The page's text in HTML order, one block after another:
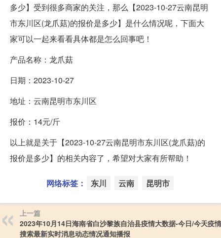
多少】受到很多商家的关注，那么【2023-10-27云南昆明
市东川区(龙爪菇)的报价是多少】是什么情况呢，下面大
家可以一起来看看具体都是怎么回事吧！
产品名称：龙爪菇
日期：2023-10-27
地址：云南昆明市东川区
报价：14元/斤
以上就是关于【2023-10-27云南昆明市东川区(龙爪菇)的
报价是多少】的相关内容了，希望对大家有所帮助！
网络标签： 东川 云南 昆明市
上一篇
2023年10月14日海南省白沙黎族自治县疫情大数据-今日/今天疫
搜索最新实时消息动态情况通知播报